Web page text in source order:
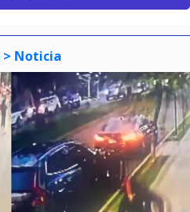
> Noticia